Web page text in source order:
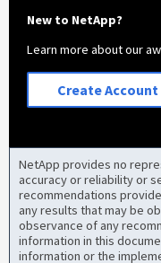
New to NetApp?
Learn more about our
Create Account
NetApp provides no
accuracy or reliability or
recommendations
any results that may be
observance of any
information in this
information or the